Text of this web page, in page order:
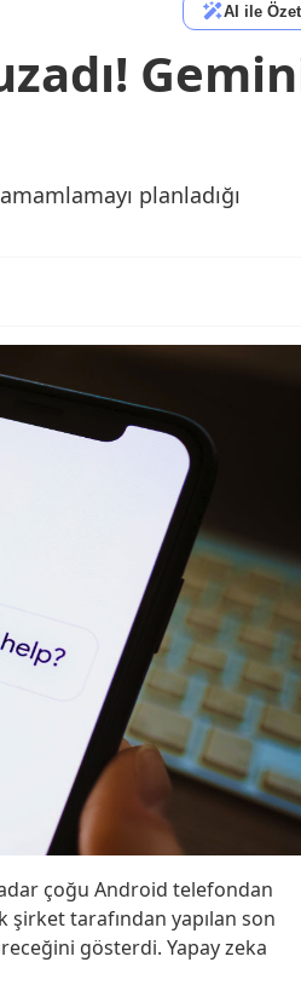
AI ile
planladığı
çoğu Android telefondan
şirket tarafından yapılan son
gösterdi. Yapay zeka